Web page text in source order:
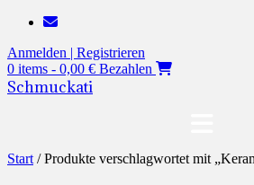
Zum
springen
Anmelden | Registrieren
0 items - 0,00 € Bezahlen
Schmuckati
Start / Produkte verschlagwortet mit